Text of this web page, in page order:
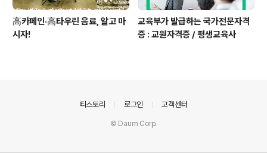
高카페인·高타우린 음료, 알고 마
시자!
교육부가 발급하는 국가전문자격
증 : 교원자격증 / 평생교육사
티스토리 로그인 고객센터
© Daum Corp.